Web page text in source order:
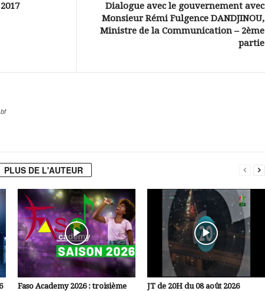
Dialogue avec le gouvernement avec
Monsieur Rémi Fulgence DANDJINOU,
Ministre de la Communication – 2ème
partie
PLUS DE L'AUTEUR
Faso Academy 2026 : troisième
JT de 20H du 08 août 2026